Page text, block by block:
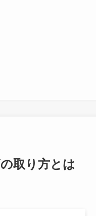
取り方とは